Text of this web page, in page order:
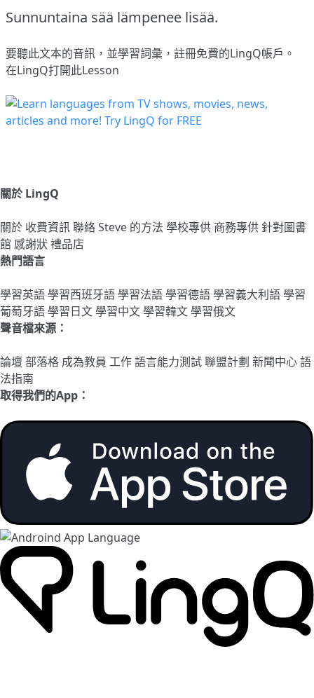
Sunnuntaina sää lämpenee lisää.
要聽此文本的音訊，並學習詞彙， 註冊免費的LingQ帳戶。
在LingQ打開此Lesson
關於 LingQ
關於 收費資訊聯絡Steve 的方法 學校專供 商務專供 針對圖書
館 感謝狀禮品店
熱門語言
學習英語學習西班牙語學習法語學習德語學習義大利語學習
葡萄牙語學習日文學習中文學習韓文學習俄文
聲音檔來源：
論壇部落格 成為教員 工作語言能力測試聯盟計劃 新聞中心語
法指南
取得我們的App：